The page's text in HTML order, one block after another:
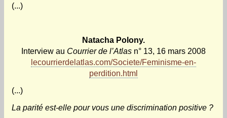
(...)
Natacha Polony.
Interview au Courrier de l’Atlas n° 13, 16 mars 2008
lecourrierdelatlas.com/Societe/Feminisme-en-
perdition.html
(...)
La parité est-elle pour vous une discrimination positive ?